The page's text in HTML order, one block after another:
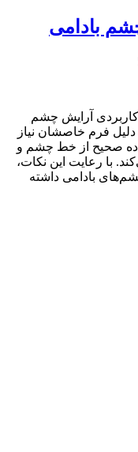
بادامی
کاربردی آرایش چشم
فرم خاصشان نیاز
صحیح از خط چشم و
با رعایت این نکات،
بادامی داشته